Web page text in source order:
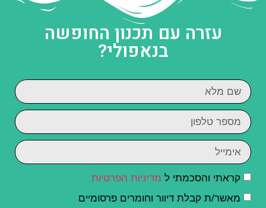
עזרה עם תכנון החופשה
בנאפולי?
קראתי והסכמתי ל מדיניות הפרטיות
מאשר/ת קבלת דיוור וחומרים פרסומיים